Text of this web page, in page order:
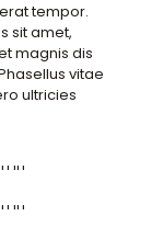
tempor.
sit amet,
magnis dis
vitae
ultricies